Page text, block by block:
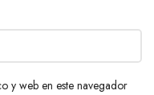
y web en este navegador